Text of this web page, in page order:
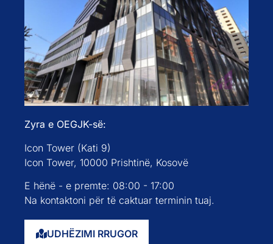
Zyra e OEGJK-së:
Icon Tower (Kati 9)
Icon Tower, 10000 Prishtinë, Kosovë
E hënë - e premte: 08:00 - 17:00
Na kontaktoni për të caktuar terminin tuaj.
UDHËZIMI RRUGOR